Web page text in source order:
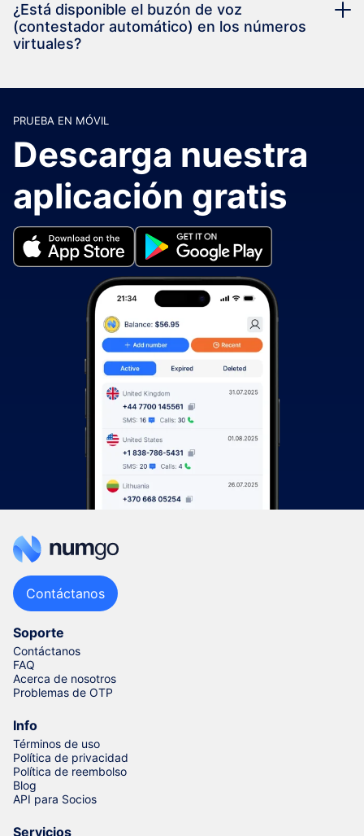
¿Está disponible el buzón de voz
(contestador automático) en los números
virtuales?
PRUEBA EN MÓVIL
Descarga nuestra
aplicación gratis
Soporte
Contáctanos
FAQ
Acerca de nosotros
Problemas de OTP
Info
Términos de uso
Política de privacidad
Política de reembolso
Blog
API para Socios
Servicios
Contáctanos